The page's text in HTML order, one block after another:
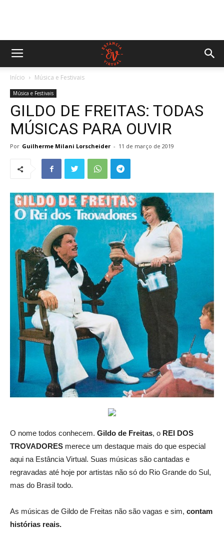
Início Música e Festivais
Música e Festivais
GILDO DE FREITAS: TODAS
MÚSICAS PARA OUVIR
Por Guilherme Milani Lorscheider - 11 de março de 2019
O nome todos conhecem. Gildo de Freitas, o REI DOS
TROVADORES merece um destaque mais do que especial
aqui na Estância Virtual. Suas músicas são cantadas e
regravadas até hoje por artistas não só do Rio Grande do Sul,
mas do Brasil todo.
As músicas de Gildo de Freitas não são vagas e sim, contam
histórias reais.